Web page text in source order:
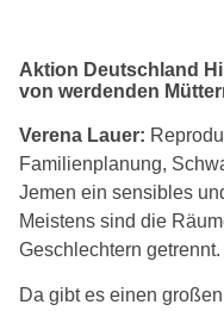
Aktion Deutschland
von wer­den­den
Verena Lauer:
Familienplanung,
Jemen ein sen­si­bles
Meistens sind die
Geschlechtern getrennt.
Da gibt es einen